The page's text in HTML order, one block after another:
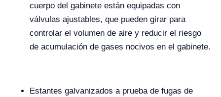
cuerpo del gabinete están equipadas con
válvulas ajustables, que pueden girar para
controlar el volumen de aire y reducir el riesgo
de acumulación de gases nocivos en el gabinete.
Estantes galvanizados a prueba de fugas de